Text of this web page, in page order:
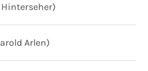
Arlen)